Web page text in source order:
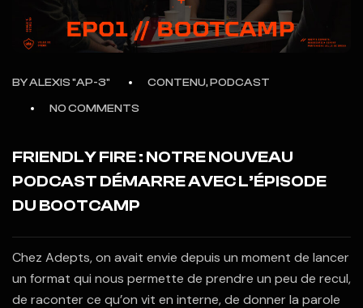
BYALEXIS "AP-3"
CONTENU, PODCAST
NO COMMENTS
FRIENDLY FIRE : NOTRE NOUVEAU
PODCAST DÉMARRE AVEC L’ÉPISODE
DU BOOTCAMP
Chez Adepts, on avait envie depuis un moment de lancer
un format qui nous permette de prendre un peu de recul,
de raconter ce qu’on vit en interne, de donner la parole